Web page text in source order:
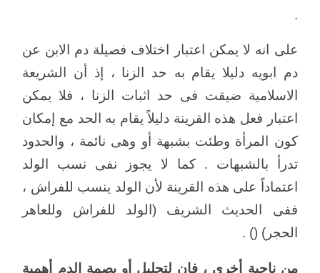
.
على انه لا يمكن اعتبار اختلاف فصيلة دم الابن عن
دم ابويه دليلا يقام به حد الزنا ، إذ أن الشريعة
الاسلامية ضيقت فى حد اثبات الزنا ، فلا يمكن
اعتبار فعل هذه القرينة دليلاً يقام به الحد مع إمكان
كون المرأة وطئت بشبهة أو وهى نائمة ، والحدود
تدرأ بالشبهات . كما لا يجوز نفى نسب الولد
اعتماداً على هذه القرينة لأن الولد ينسب للفراش ،
ففى الحديث الشريف (الولد للفراش وللعاهر
الحجر) () .
من ناحية أخرى ، فإن لتحليل أو بصمة الدم أهمية